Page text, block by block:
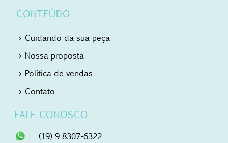
CONTEÚDO
Cuidando da sua peça
Nossa proposta
Política de vendas
Contato
FALE CONOSCO
(19) 9 8307-6322